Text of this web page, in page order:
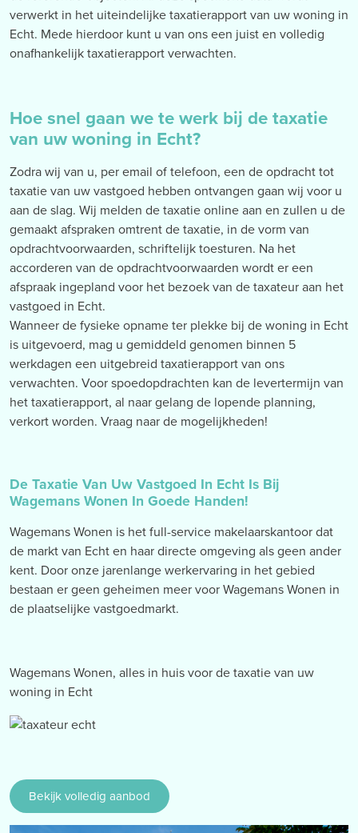
verwerkt in het uiteindelijke taxatierapport van uw woning in
Echt. Mede hierdoor kunt u van ons een juist en volledig
onafhankelijk taxatierapport verwachten.
Hoe snel gaan we te werk bij de taxatie
van uw woning in Echt?
Zodra wij van u, per email of telefoon, een de opdracht tot
taxatie van uw vastgoed hebben ontvangen gaan wij voor u
aan de slag. Wij melden de taxatie online aan en zullen u de
gemaakt afspraken omtrent de taxatie, in de vorm van
opdrachtvoorwaarden, schriftelijk toesturen. Na het
accorderen van de opdrachtvoorwaarden wordt er een
afspraak ingepland voor het bezoek van de taxateur aan het
vastgoed in Echt.
Wanneer de fysieke opname ter plekke bij de woning in Echt
is uitgevoerd, mag u gemiddeld genomen binnen 5
werkdagen een uitgebreid taxatierapport van ons
verwachten. Voor spoedopdrachten kan de levertermijn van
het taxatierapport, al naar gelang de lopende planning,
verkort worden. Vraag naar de mogelijkheden!
De Taxatie Van Uw Vastgoed In Echt Is Bij
Wagemans Wonen In Goede Handen!
Wagemans Wonen is het full-service makelaarskantoor dat
de markt van Echt en haar directe omgeving als geen ander
kent. Door onze jarenlange werkervaring in het gebied
bestaan er geen geheimen meer voor Wagemans Wonen in
de plaatselijke vastgoedmarkt.
Wagemans Wonen, alles in huis voor de taxatie van uw
woning in Echt
Bekijk volledig aanbod